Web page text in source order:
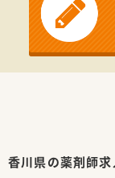
香川県の薬剤師